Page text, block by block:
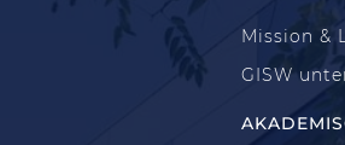
Mission &
GISW